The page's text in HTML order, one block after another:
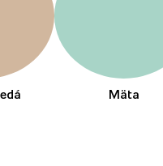
Mäta